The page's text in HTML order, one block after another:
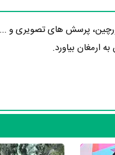
پرسش های تصویری و
ارمغان بیاورد.